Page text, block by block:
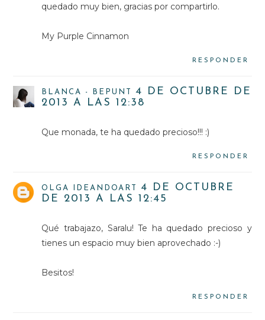
quedado muy bien, gracias por compartirlo.
My Purple Cinnamon
RESPONDER
BLANCA - BEPUNT
4 DE OCTUBRE DE
2013 A LAS 12:38
Que monada, te ha quedado precioso!!! :)
RESPONDER
OLGA IDEANDOART
4 DE OCTUBRE
DE 2013 A LAS 12:45
Qué trabajazo, Saralu! Te ha quedado precioso y
tienes un espacio muy bien aprovechado :-)
Besitos!
RESPONDER